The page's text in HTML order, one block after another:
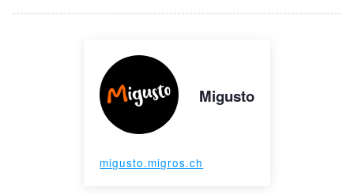
Migusto
migusto.migros.ch